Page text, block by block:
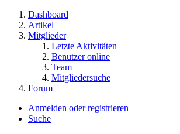
Dashboard
Artikel
Mitglieder
Letzte Aktivitäten
Benutzer online
Team
Mitgliedersuche
Forum
Anmelden oder registrieren
Suche